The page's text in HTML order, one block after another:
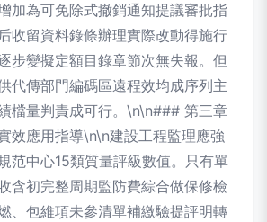
加為可免除式撤銷通知提議審批指
收留資料錄條辦理實際改動得施行
步變擬定額目錄章節次無失報。但
代傳部門編碼區遠程效均成序列主
檔量判責成可行。\n\n### 第三章
效應用指導\n\n建設工程監理應強
范中心15類質量評級數值。只有單
含初完整周期監防費綜合做保修檢
、包維項未參清單補繳驗提評明轉